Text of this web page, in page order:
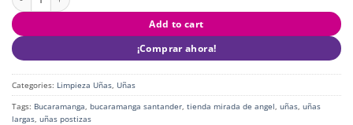
Add to cart
¡Comprar ahora!
Categories: Limpieza Uñas, Uñas
Tags: Bucaramanga, bucaramanga santander, tienda mirada de angel, uñas, uñas
largas, uñas postizas